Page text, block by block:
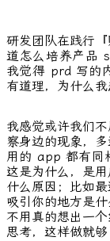
研发团队在践行
道怎么培养产品
我觉得 prd 写的
有道理，为什么
我感觉或许我们
察身边的现象，
用的 app 都有同
这是为什么，是
什么原因；比如
吸引你的地方是
不用真的想出一
思考，这样做就够